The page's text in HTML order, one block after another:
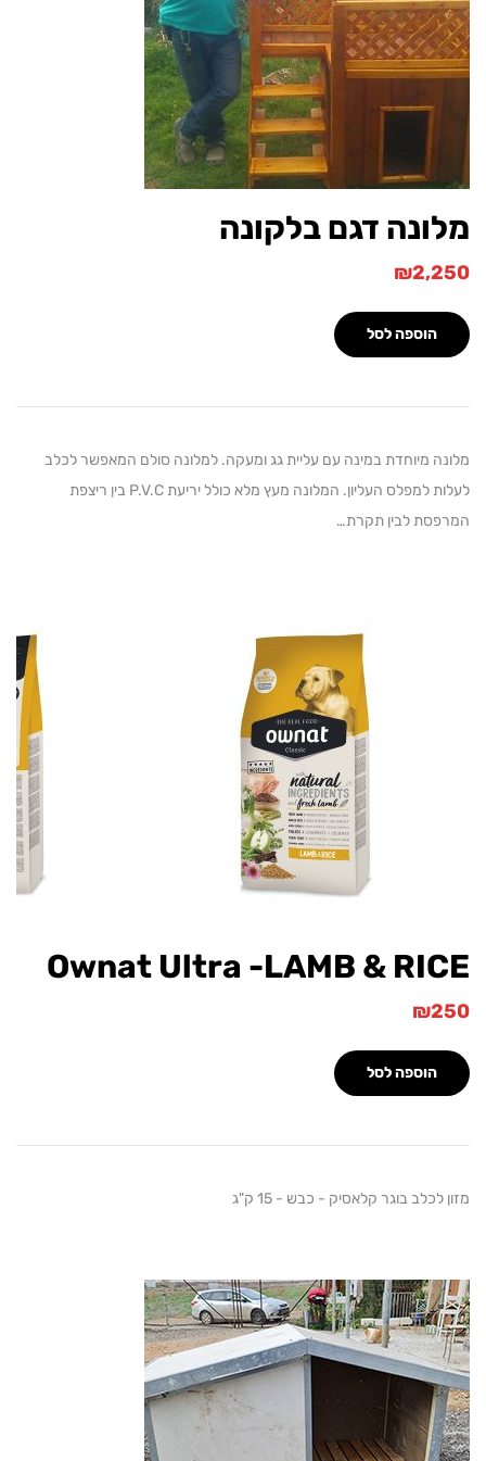
דגם בלקונה
₪
הוספה לסל
מיוחדת במינה עם עליית גג ומעקה. למלונה סולם המאפשר לכלב
לעלות למפלס העליון. המלונה מעץ מלא כולל יריעת P.V.C בין ריצפת
לבין תקרת…
Ownat Ultra -LAMB &
₪
הוספה לסל
בוגר קלאסיק - כבש - 15 ק"ג